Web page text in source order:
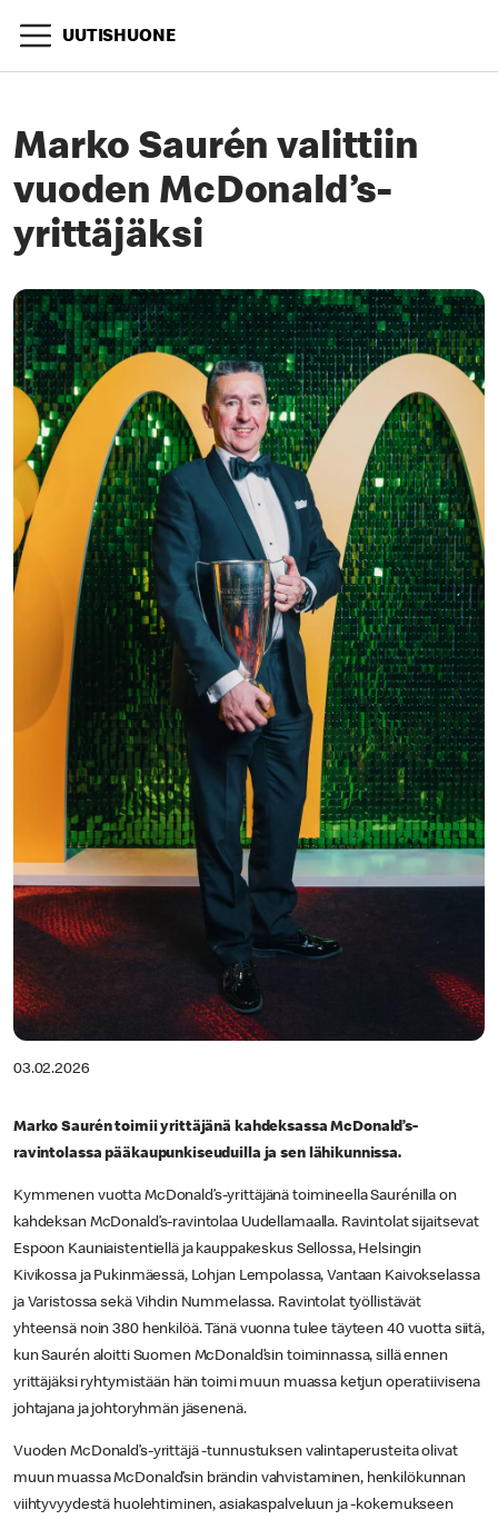
UUTISHUONE
Marko Saurén valittiin
vuoden McDonald’s-
yrittäjäksi
03.02.2026
Marko Saurén toimii yrittäjänä kahdeksassa McDonald’s-
ravintolassa pääkaupunkiseuduilla ja sen lähikunnissa.
Kymmenen vuotta McDonald’s-yrittäjänä toimineella Saurénilla on
kahdeksan McDonald’s-ravintolaa Uudellamaalla. Ravintolat sijaitsevat
Espoon Kauniaistentiellä ja kauppakeskus Sellossa, Helsingin
Kivikossa ja Pukinmäessä, Lohjan Lempolassa, Vantaan Kaivokselassa
ja Varistossa sekä Vihdin Nummelassa. Ravintolat työllistävät
yhteensä noin 380 henkilöä. Tänä vuonna tulee täyteen 40 vuotta siitä,
kun Saurén aloitti Suomen McDonald’sin toiminnassa, sillä ennen
yrittäjäksi ryhtymistään hän toimi muun muassa ketjun operatiivisena
johtajana ja johtoryhmän jäsenenä.
Vuoden McDonald’s-yrittäjä -tunnustuksen valintaperusteita olivat
muun muassa McDonald’sin brändin vahvistaminen, henkilökunnan
viihtyvyydestä huolehtiminen, asiakaspalveluun ja -kokemukseen